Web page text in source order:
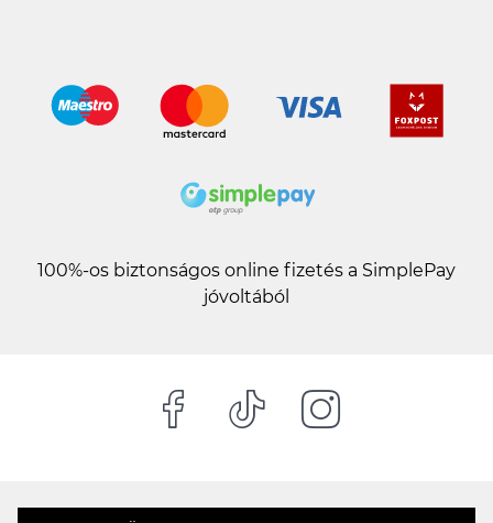
100%-os biztonságos online fizetés a SimplePay